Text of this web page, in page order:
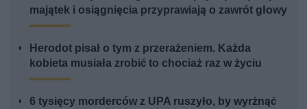
majątek i osiągnięcia przyprawiają o zawrót głowy
Herodot pisał o tym z przerażeniem. Każda
kobieta musiała zrobić to chociaż raz w życiu
6 tysięcy morderców z UPA ruszyło, by wyrżnąć